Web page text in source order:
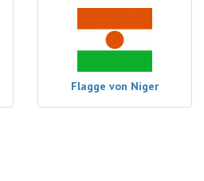
Flagge von Niger